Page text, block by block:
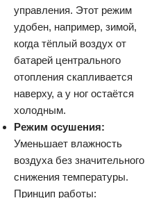
управления. Этот режим
удобен, например, зимой,
когда тёплый воздух от
батарей центрального
отопления скапливается
наверху, а у ног остаётся
холодным.
Режим осушения:
Уменьшает влажность
воздуха без значительного
снижения температуры.
Принцип работы: